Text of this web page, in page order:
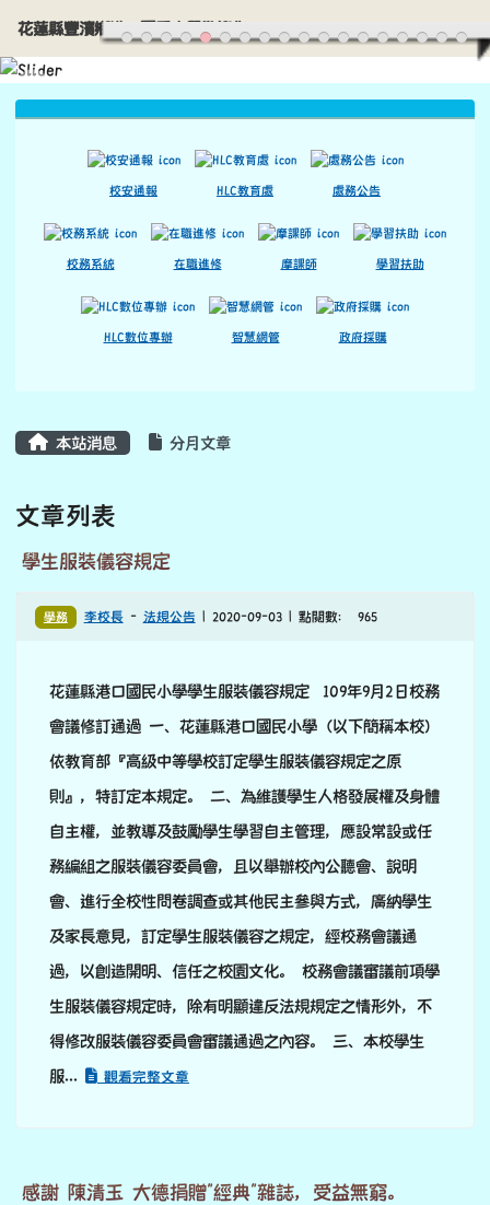
花蓮縣豐濱鄉港口國民小學歡迎您
導覽列
花蓮縣豐濱鄉港口國民小學歡迎您
上中區域內容
校安通報 HLC教育處 處務公告
校務系統 在職進修 摩課師 學習扶助
HLC數位專辦 智慧網管 政府採購
本站消息 分月文章
文章列表
學生服裝儀容規定
學務 李校長- 法規公告 | 2020-09-03 | 點閱數： 965
花蓮縣港口國民小學學生服裝儀容規定 109年9月2日校務
會議修訂通過 一、花蓮縣港口國民小學（以下簡稱本校）
依教育部『高級中等學校訂定學生服裝儀容規定之原
則』，特訂定本規定。 二、為維護學生人格發展權及身體
自主權，並教導及鼓勵學生學習自主管理，應設常設或任
務編組之服裝儀容委員會，且以舉辦校內公聽會、說明
會、進行全校性問卷調查或其他民主參與方式，廣納學生
及家長意見，訂定學生服裝儀容之規定，經校務會議通
過，以創造開明、信任之校園文化。 校務會議審議前項學
生服裝儀容規定時，除有明顯違反法規規定之情形外，不
得修改服裝儀容委員會審議通過之內容。 三、本校學生
服...
觀看完整文章
感謝 陳清玉 大德捐贈"經典"雜誌，受益無窮。
頁尾區域